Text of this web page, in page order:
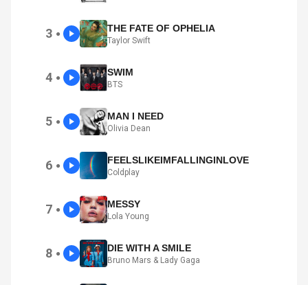
3 ● THE FATE OF OPHELIA
Taylor Swift
4 ● SWIM
BTS
5 ● MAN I NEED
Olivia Dean
6 ● FEELSLIKEIMFALLINGINLOVE
Coldplay
7 ● MESSY
Lola Young
8 ● DIE WITH A SMILE
Bruno Mars & Lady Gaga